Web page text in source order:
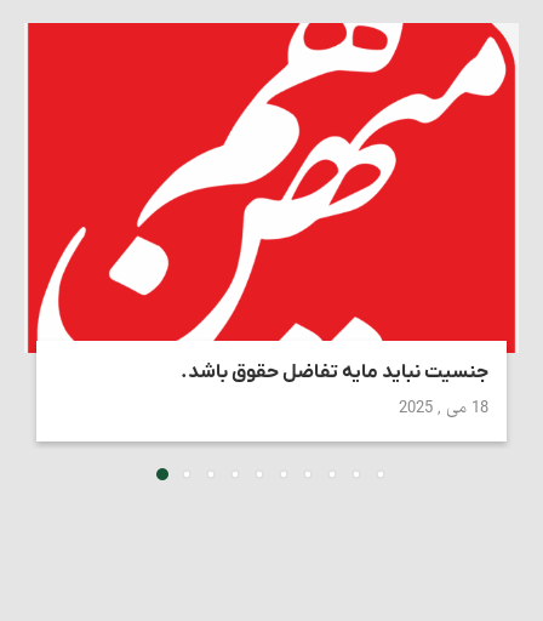
جنسیت نباید مایه تفاضل حقوق باشد.
18 می , 2025